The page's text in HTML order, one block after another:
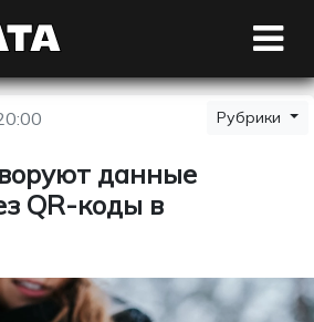
Рубрики
данные
QR-коды в